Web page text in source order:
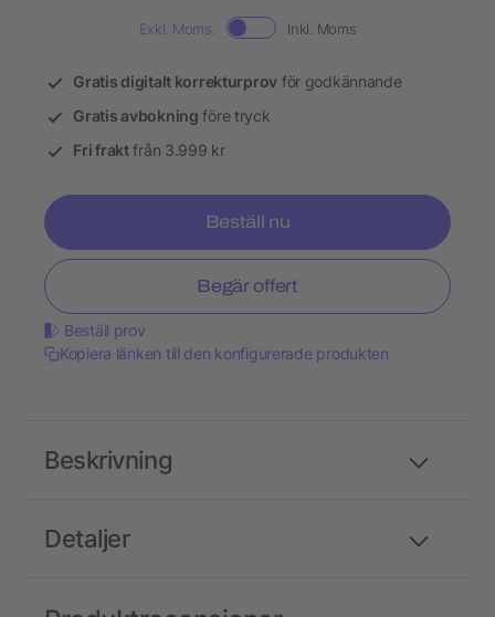
Exkl. Moms. Inkl. Moms
Gratis digitalt korrekturprov för godkännande
Gratis avbokning före tryck
Fri fraktfrån 3.999 kr
Beställ nu
Begär offert
Beställ prov
Kopiera länken till den konfigurerade produkten
Detaljer
Beskrivning